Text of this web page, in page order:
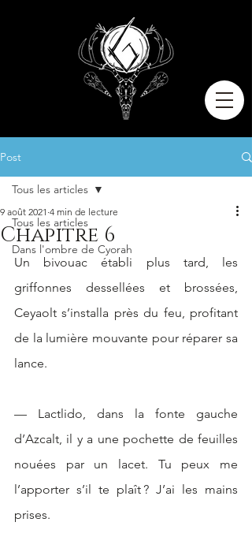
Post
Tous les articles
Dans l'ombre de Cyorah
Tous les articles
Chapitre 6
9 août 2021 4 min de lecture
Un bivouac établi plus tard, les
griffonnes dessellées et brossées,
Ceyaolt s’installa près du feu, profitant
de la lumière mouvante pour réparer sa
lance.
— Lactlido, dans la fonte gauche
d’Azcalt, il y a une pochette de feuilles
nouées par un lacet. Tu peux me
l’apporter s’il te plaît ? J’ai les mains
prises.